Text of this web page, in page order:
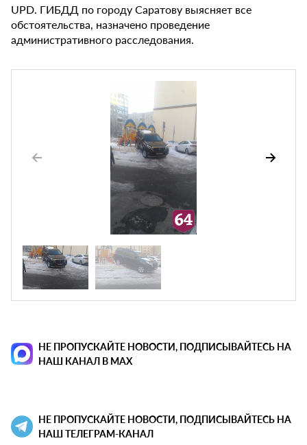
UPD. ГИБДД по городу Саратову выясняет все
обстоятельства, назначено проведение
административного расследования.
НЕ ПРОПУСКАЙТЕ НОВОСТИ, ПОДПИСЫВАЙТЕСЬ НА
НАШ КАНАЛ В MAX
НЕ ПРОПУСКАЙТЕ НОВОСТИ, ПОДПИСЫВАЙТЕСЬ НА
НАШ ТЕЛЕГРАМ-КАНАЛ